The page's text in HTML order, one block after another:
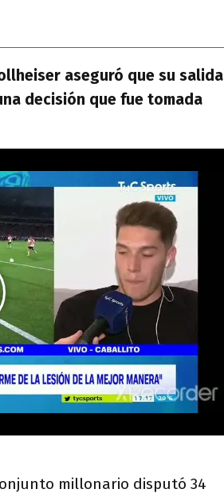
aseguró que su salida
decisión que fue tomada
millonario disputó 34